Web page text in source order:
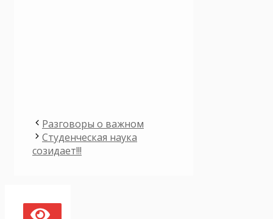
Разговоры о важном
Студенческая наука
созидает!!!